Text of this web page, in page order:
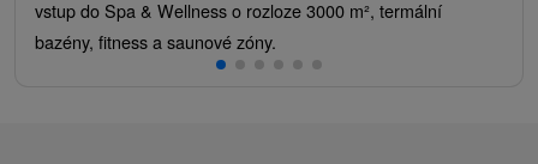
vstup do Spa & Wellness o rozloze 3000 m², termální
bazény, fitness a saunové zóny.